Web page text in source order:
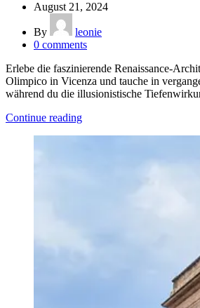
August 21, 2024
By
leonie
0 comments
Erlebe die faszinierende Renaissance-
Olimpico in Vicenza und tauche in
während du die illusionistische
Continue reading